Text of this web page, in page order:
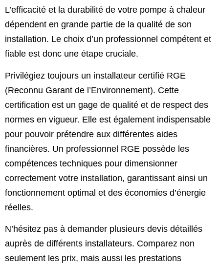
L’efficacité et la durabilité de votre pompe à chaleur
dépendent en grande partie de la qualité de son
installation. Le choix d’un professionnel compétent et
fiable est donc une étape cruciale.
Privilégiez toujours un installateur certifié RGE
(Reconnu Garant de l’Environnement). Cette
certification est un gage de qualité et de respect des
normes en vigueur. Elle est également indispensable
pour pouvoir prétendre aux différentes aides
financières. Un professionnel RGE possède les
compétences techniques pour dimensionner
correctement votre installation, garantissant ainsi un
fonctionnement optimal et des économies d’énergie
réelles.
N’hésitez pas à demander plusieurs devis détaillés
auprès de différents installateurs. Comparez non
seulement les prix, mais aussi les prestations